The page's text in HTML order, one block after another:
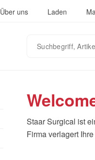
Über uns Laden
Suchbegriff,
eingeben…
Staar Surgical ist
Firma verlagert